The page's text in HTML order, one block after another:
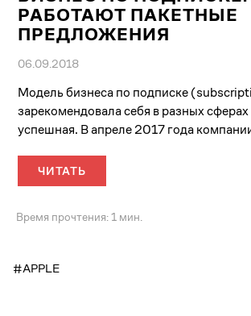
РАБОТАЮТ ПАКЕТНЫЕ
ПРЕДЛОЖЕНИЯ
06.09.2018
Модель бизнеса по подписке
зарекомендовала себя в разных сферах
успешная. В апреле 2017 года
ЧИТАТЬ
Время прочтения: 1 мин.
#APPLE